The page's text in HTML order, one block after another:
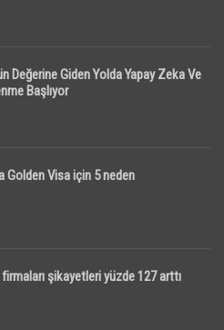
Değerine Giden Yolda Yapay Zeka Ve
Başlıyor
Golden Visa için 5 neden
şikayetleri yüzde 127 arttı